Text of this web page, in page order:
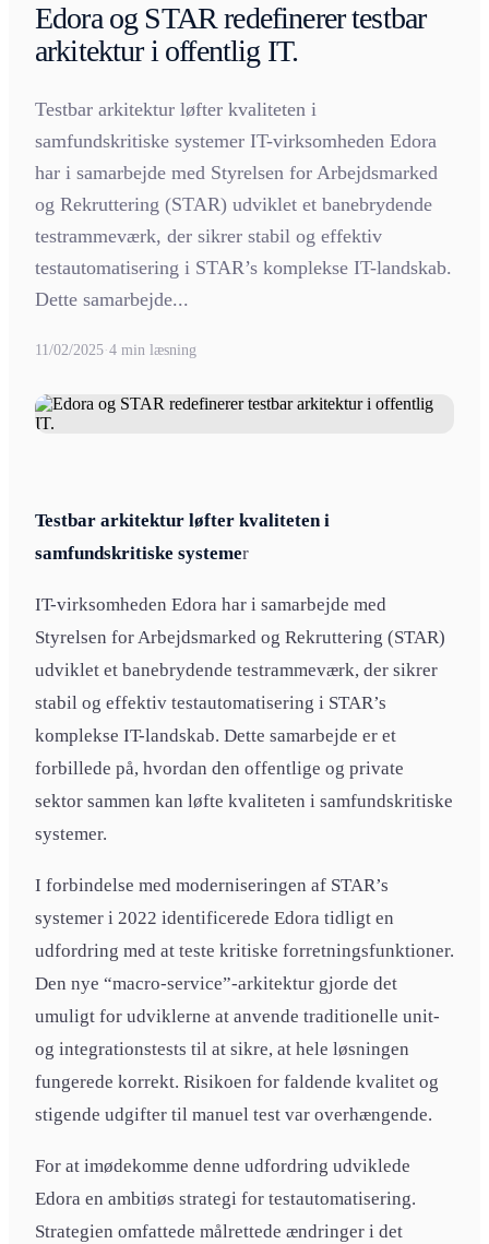
Edora og STAR redefinerer testbar
arkitektur i offentlig IT.
Testbar arkitektur løfter kvaliteten i
samfundskritiske systemer IT-virksomheden Edora
har i samarbejde med Styrelsen for Arbejdsmarked
og Rekruttering (STAR) udviklet et banebrydende
testrammeværk, der sikrer stabil og effektiv
testautomatisering i STAR’s komplekse IT-landskab.
Dette samarbejde...
11/02/2025·4 min læsning
Testbar arkitektur løfter kvaliteten i
samfundskritiske systemer
IT-virksomheden Edora har i samarbejde med
Styrelsen for Arbejdsmarked og Rekruttering (STAR)
udviklet et banebrydende testrammeværk, der sikrer
stabil og effektiv testautomatisering i STAR’s
komplekse IT-landskab. Dette samarbejde er et
forbillede på, hvordan den offentlige og private
sektor sammen kan løfte kvaliteten i samfundskritiske
systemer.
I forbindelse med moderniseringen af STAR’s
systemer i 2022 identificerede Edora tidligt en
udfordring med at teste kritiske forretningsfunktioner.
Den nye “macro-service”-arkitektur gjorde det
umuligt for udviklerne at anvende traditionelle unit-
og integrationstests til at sikre, at hele løsningen
fungerede korrekt. Risikoen for faldende kvalitet og
stigende udgifter til manuel test var overhængende.
For at imødekomme denne udfordring udviklede
Edora en ambitiøs strategi for testautomatisering.
Strategien omfattede målrettede ændringer i det